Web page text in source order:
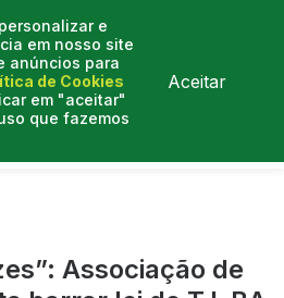
e
em nosso site
anúncios para
de Cookies
em "aceitar"
que fazemos
Aceitar
Associação de